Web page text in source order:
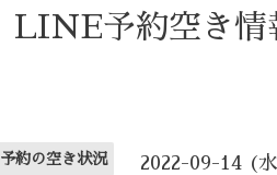
LINE予約空き
予約の空き状況 2022-09-14 (